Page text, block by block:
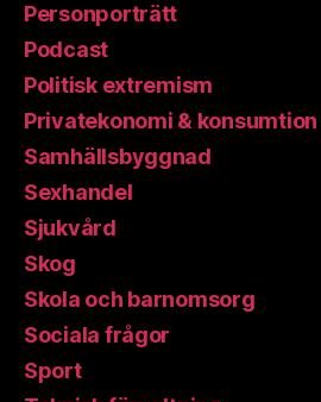
Personporträtt
Podcast
Politisk extremism
Privatekonomi & konsumtion
Samhällsbyggnad
Sexhandel
Sjukvård
Skog
Skola och barnomsorg
Sociala frågor
Sport